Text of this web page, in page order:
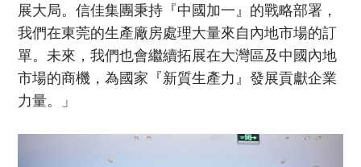
展大局。信佳集團秉持『中國加一』的戰略部署，
我們在東莞的生產廠房處理大量來自內地市場的訂
單。未來，我們也會繼續拓展在大灣區及中國內地
市場的商機，為國家『新質生產力』發展貢獻企業
力量。」